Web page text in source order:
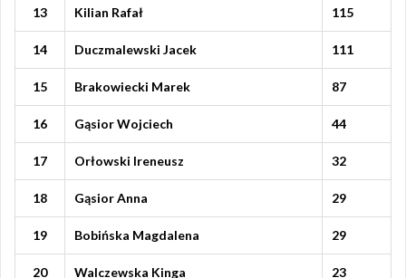
13 Kilian Rafał 115
14 Duczmalewski Jacek 111
15 Brakowiecki Marek 87
16 Gąsior Wojciech 44
17 Orłowski Ireneusz 32
18 Gąsior Anna 29
19 Bobińska Magdalena 29
20 Walczewska Kinga 23